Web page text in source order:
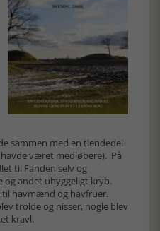
sammen med en tiendedel
været medløbere). På
til Fanden selv og
og andet uhyggeligt kryb.
til havmænd og havfruer.
trolde og nisser, nogle blev
kravl.